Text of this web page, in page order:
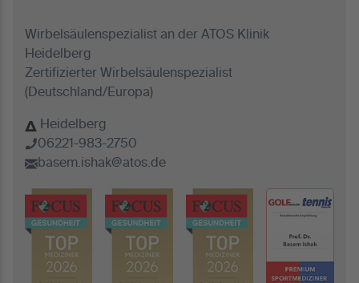
Wirbelsäulenspezialist an der ATOS Klinik
Heidelberg
Zertifizierter Wirbelsäulenspezialist
(Deutschland/Europa)
Heidelberg
06221-983-2750
basem.ishak@atos.de